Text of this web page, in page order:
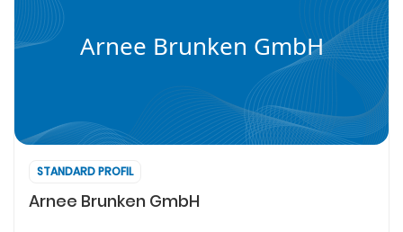
Arnee Brunken GmbH
STANDARD PROFIL
Arnee Brunken GmbH